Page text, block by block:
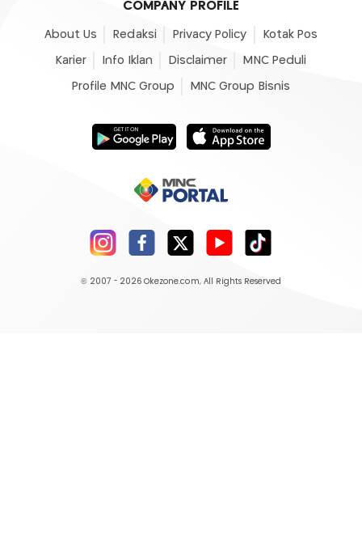
COMPANY PROFILE
About Us Redaksi Privacy Policy Kotak Pos
Karier Info Iklan Disclaimer MNC Peduli
Profile MNC Group MNC Group Bisnis
© 2007 - 2026 Okezone.com, All Rights Reserved